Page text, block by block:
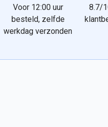
Voor 12:00 uur
besteld, zelfde
werkdag verzonden
8.7/